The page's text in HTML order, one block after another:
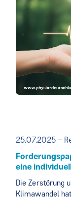
25.07.2025 –
eine
Die Zerstörung
Klimawandel